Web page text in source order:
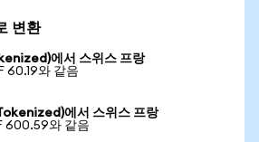
변환
에서 스위스 프랑
60.19와 같음
에서 스위스 프랑
600.59와 같음